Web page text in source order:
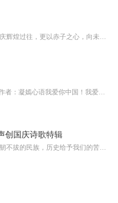
创国庆诗歌特辑